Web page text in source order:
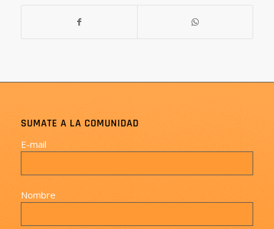
SUMATE A LA COMUNIDAD
E-mail
Nombre